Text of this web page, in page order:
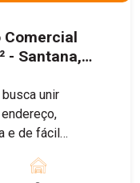
Comercial
- Santana,
unir
e de fácil
conforto e